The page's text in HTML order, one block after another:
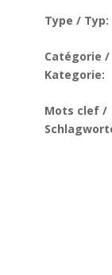
Type / Typ:
Catégorie /
Kategorie:
Mots clef /